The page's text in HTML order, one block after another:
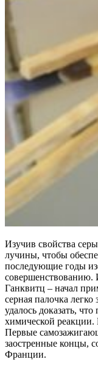
Изучив свойства
лучины, чтобы
последующие годы
совершенствованию.
Ганквитц – начал
серная палочка
удалось доказать,
химической реакции.
Первые
заостренные концы,
Франции.